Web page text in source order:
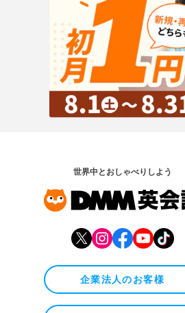
世界中とおしゃべりしよう
企業法人のお客様